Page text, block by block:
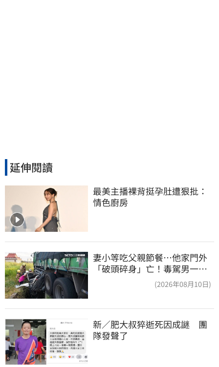
延伸閱讀
最美主播裸背挺孕肚遭狠批：
情色廚房
妻小等吃父親節餐⋯他家門外
「破頭碎身」亡！毒駕男一路
(2026年08月10日)
新／肥大叔猝逝死因成謎　團
隊發聲了